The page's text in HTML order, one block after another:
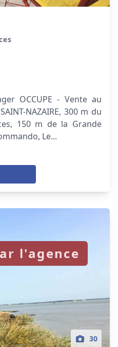
OCCUPE - Vente au
NAZAIRE, 300 m du
150 m de la Grande
Le...
30
l'agence